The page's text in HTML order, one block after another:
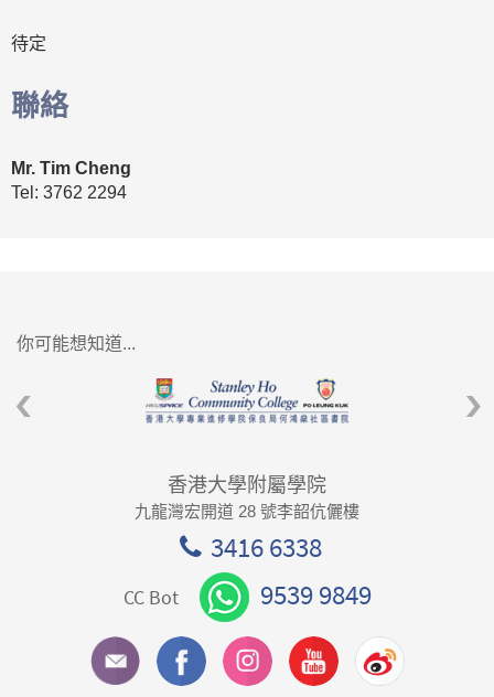
待定
聯絡
Mr. Tim Cheng
Tel: 3762 2294
你可能想知道...
香港大學附屬學院
九龍灣宏開道 28 號李韶伉儷樓
3416 6338
CC Bot 9539 9849